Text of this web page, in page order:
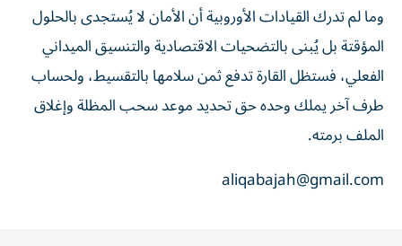
وما لم تدرك القيادات الأوروبية أن الأمان لا يُستجدى بالحلول
المؤقتة بل يُبنى بالتضحيات الاقتصادية والتنسيق الميداني
الفعلي، فستظل القارة تدفع ثمن سلامها بالتقسيط، ولحساب
طرف آخر يملك وحده حق تحديد موعد سحب المظلة وإغلاق
الملف برمته.
aliqabajah@gmail.com